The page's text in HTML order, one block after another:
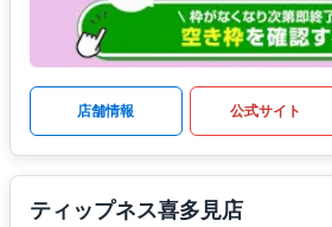
店舗情報 公式サイト
ティップネス喜多見店